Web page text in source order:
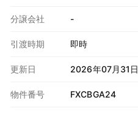
分譲会社 -
引渡時期 即時
更新日 2026年07月31日
物件番号 FXCBGA24